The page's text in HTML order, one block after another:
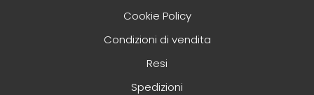
Cookie Policy
Condizioni di vendita
Resi
Spedizioni